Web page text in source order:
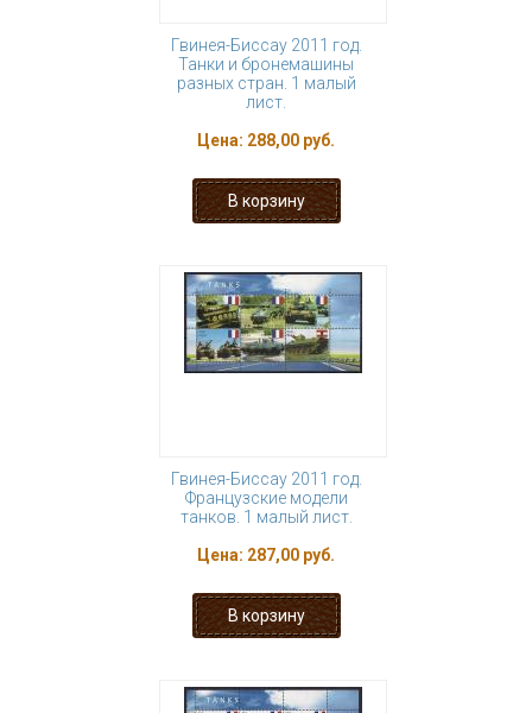
Гвинея-Биссау 2011 год.
Танки и бронемашины
разных стран. 1 малый
лист.
Цена: 288,00 руб.
Гвинея-Биссау 2011 год.
Французские модели
танков. 1 малый лист.
Цена: 287,00 руб.